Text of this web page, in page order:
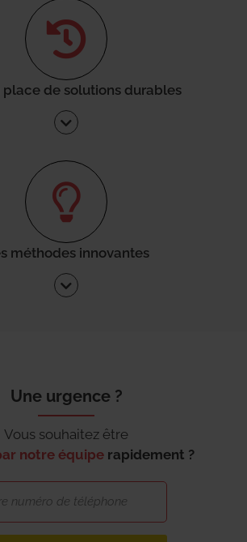
place de solutions durables
méthodes innovantes
Une urgence ?
Vous souhaitez être
notre équipe rapidement ?